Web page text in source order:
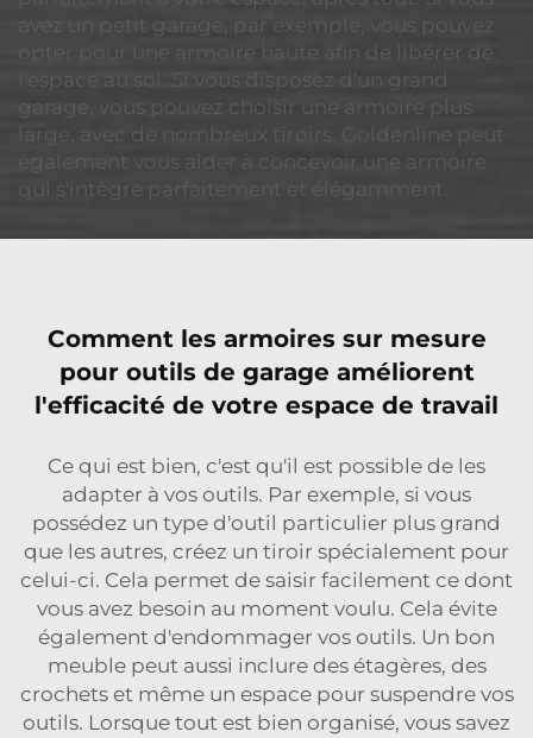
avez un petit garage, par exemple, vous pouvez
opter pour une armoire haute afin de libérer de
l'espace au sol. Si vous disposez d'un grand
garage, vous pouvez choisir une armoire plus
large, avec de nombreux tiroirs. Goldenline peut
également vous aider à concevoir une armoire
qui s'intègre parfaitement et élégamment.
Comment les armoires sur mesure
pour outils de garage améliorent
l'efficacité de votre espace de travail
Ce qui est bien, c'est qu'il est possible de les
adapter à vos outils. Par exemple, si vous
possédez un type d'outil particulier plus grand
que les autres, créez un tiroir spécialement pour
celui-ci. Cela permet de saisir facilement ce dont
vous avez besoin au moment voulu. Cela évite
également d'endommager vos outils. Un bon
meuble peut aussi inclure des étagères, des
crochets et même un espace pour suspendre vos
outils. Lorsque tout est bien organisé, vous savez